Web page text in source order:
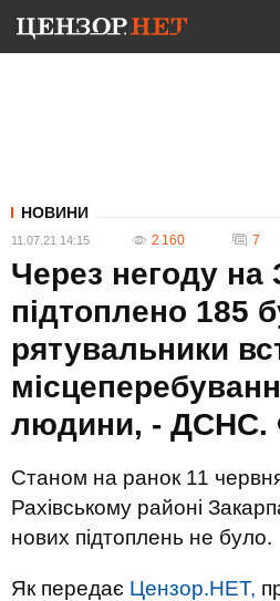
НОВИНИ
11.07.21 14:15 2 160 7
Через негоду на
підтоплено 185
рятувальники
людини, -
Станом на ранок 11
Рахівському районі
нових підтоплень не було.
Як передає Цензор.НЕТ,